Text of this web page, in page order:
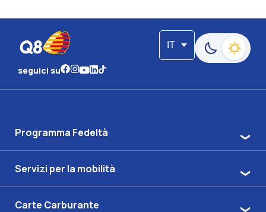
IT
Passa alla
seguici su
Programma Fedeltà
Servizi per la mobilità
Carte Carburante